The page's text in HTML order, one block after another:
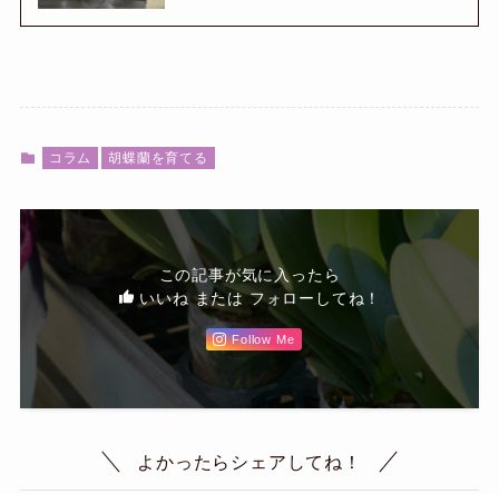
コラム 胡蝶蘭を育てる
この記事が気に入ったら
いいね または フォローしてね！
Follow Me
よかったらシェアしてね！